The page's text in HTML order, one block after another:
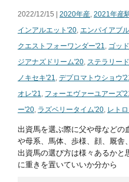
2022/12/15 | 2020年産, 2021年産
インアルエット'20, エンパイアブ
クエストフォーワンダー'21, ゴッ
ジアナズドリーム'20, ステラリー
ノキセキ'21, デプロマトウショウ
オレ'21, フォーエヴァーユアーズ
ー'20, ラズベリータイム'20, レト
出資馬を選ぶ際に父や母などの
や母系、馬体、歩様、顔、厩舎
出資馬の選び方は様々あるかと
に重きを置いていいか分から